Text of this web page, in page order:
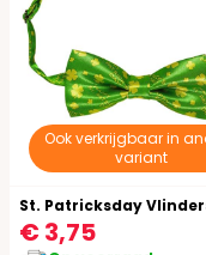
Ook verkrijgbaar in
variant
St. Patricksday
€ 3,75